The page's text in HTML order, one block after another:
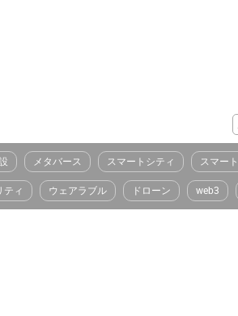
メタバース スマートシティ スマー
ティ ウェアラブル ドローン web3